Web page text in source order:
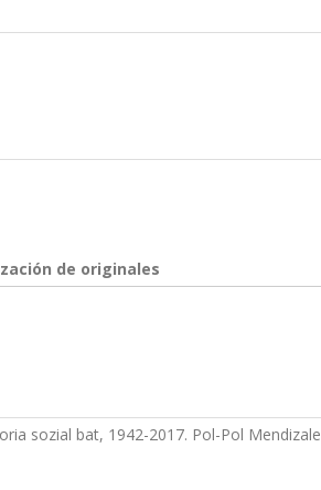
de originales
sozial bat, 1942-2017. Pol-Pol Mendizale